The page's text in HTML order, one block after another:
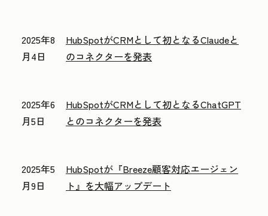
2025年8
月4日
HubSpotがCRMとして初となるClaudeと
のコネクターを発表
2025年6
月5日
HubSpotがCRMとして初となるChatGPT
とのコネクターを発表
2025年5
月9日
HubSpotが『Breeze顧客対応エージェン
ト』を大幅アップデート